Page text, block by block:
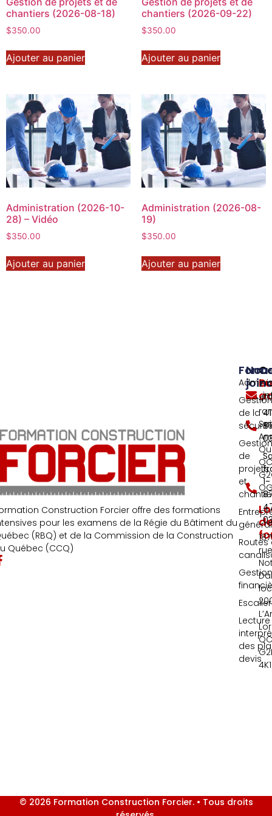
chantiers (2026-08-18)
$350.00
Ajouter au panier
chantiers (2026-09-22)
$350.00
Ajouter au panier
Administration (2026-10-
28) – Vidéo
$350.00
Ajouter au panier
Administration (2026-08-
19)
$350.00
Ajouter au panier
Construction Forcier offre des formations
pour les examens de la Régie du Bâtiment du
(RBQ) et de la Commission de la Construction
Québec (CCQ)
rue
4K1
1-
de la
de
projets
et
général
Routes
des
devis
© 2026 Formation Construction Forcier. • Tous droits